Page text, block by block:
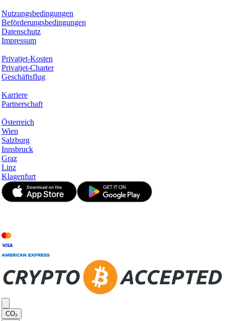
Nutzungsbedingungen
Beförderungsbedingungen
Datenschutz
Impressum
Privatjet-Kosten
Privatjet-Charter
Geschäftsflug
Karriere
Partnerschaft
Österreich
Wien
Salzburg
Innsbruck
Graz
Linz
Klagenfurt
CO₂